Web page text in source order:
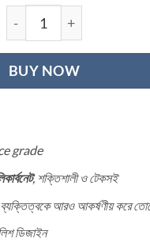
1,499.
is:
৳ 799.
A880 Black
BUY NOW
grade
, শক্তিশালী ও টেকসই
ব্যক্তিত্বকে আরও আকর্ষণীয় করে
ডিজাইন